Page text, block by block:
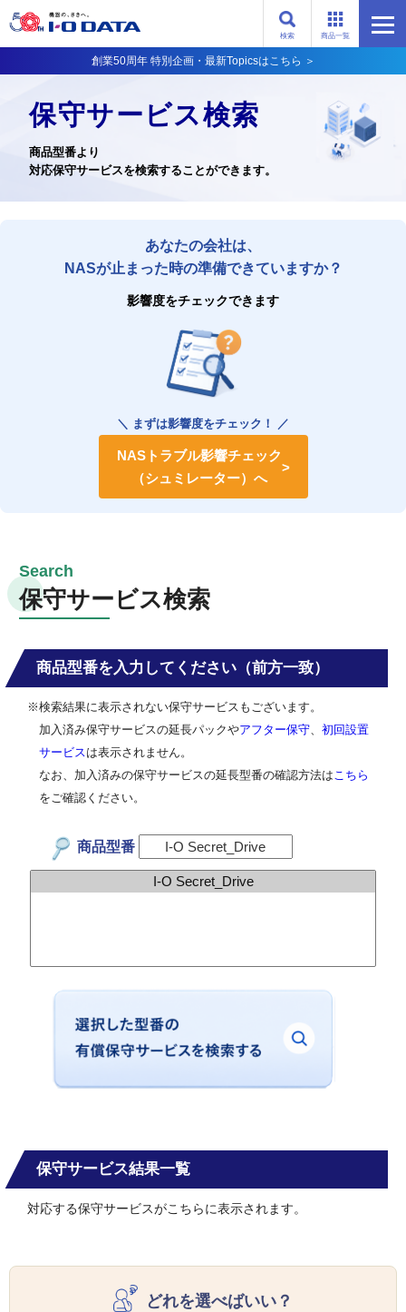
商品一覧
検索
創業50周年 特別企画・最新Topicsはこちら ＞
保守サービス検索
商品型番より
対応保守サービスを検索することができます。
あなたの会社は、
NASが止まった時の準備できていますか？
影響度をチェックできます
＼ まずは影響度をチェック！ ／
NASトラブル影響チェック
（シュミレーター）へ
保守サービス検索
商品型番を入力してください（前方一致）
※検索結果に表示されない保守サービスもございます。
加入済み保守サービスの延長パックやアフター保守
初回設置
サービス は表示されません。
なお、加入済みの保守サービスの延長型番の確認方法は こちら
をご確認ください。
商品型番
保守サービス結果一覧
対応する保守サービスがこちらに表示されます。
どれを選べばいい？